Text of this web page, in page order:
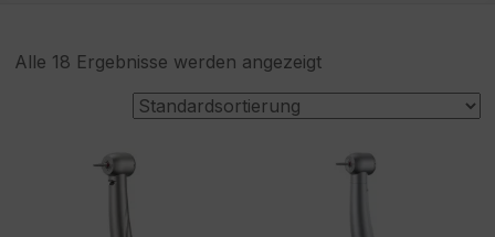
Alle 18 Ergebnisse werden angezeigt